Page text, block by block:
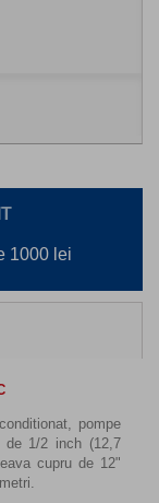
1000 lei
pompe
1/2 inch (12,7
cupru de 12"